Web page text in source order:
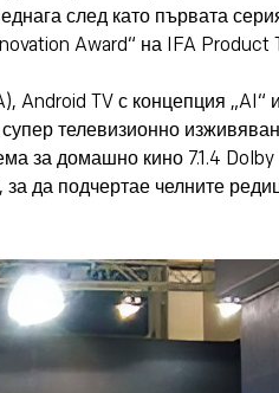
след като първата
Award“ на IFA Product
Android TV с концепция „AI“
телевизионно
за домашно кино 7.1.4
да подчертае челните